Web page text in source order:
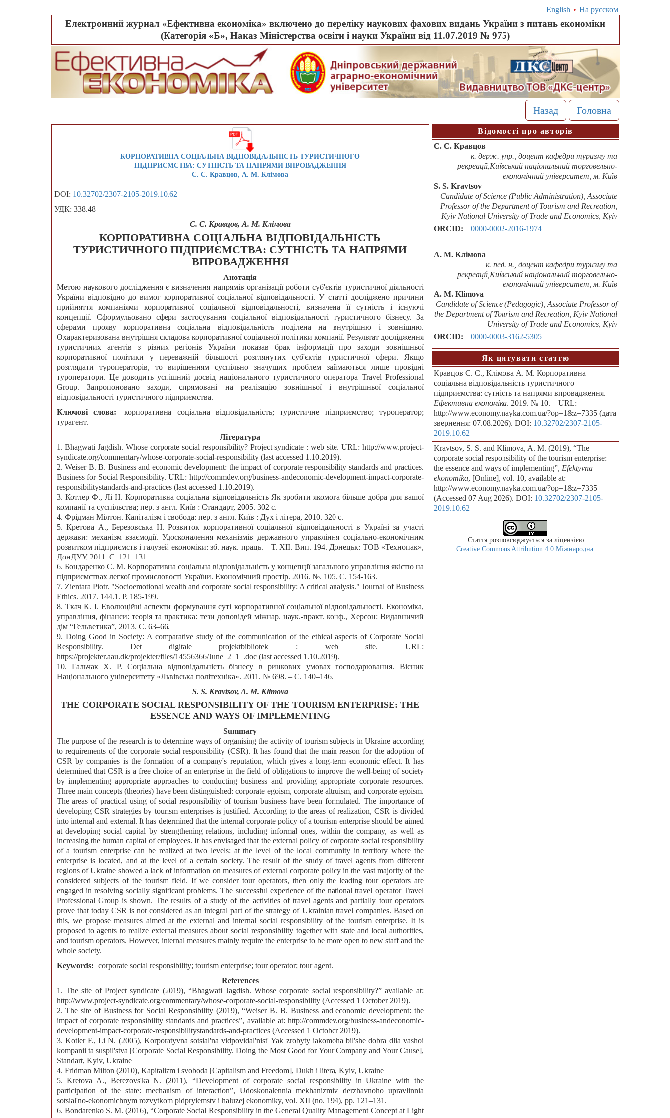
English • На русском
Електронний журнал «Ефективна економіка» включено до переліку наукових фахових видань України з питань економіки
(Категорія «Б», Наказ Міністерства освіти і науки України від 11.07.2019 № 975)
Назад Головна
КОРПОРАТИВНА СОЦІАЛЬНА ВІДПОВІДАЛЬНІСТЬ ТУРИСТИЧНОГО
ПІДПРИЄМСТВА: СУТНІСТЬ ТА НАПРЯМИ ВПРОВАДЖЕННЯ
С. С. Кравцов, А. М. Клімова
DOI: 10.32702/2307-2105-2019.10.62
УДК: 338.48
С. С. Кравцов, А. М. Клімова
КОРПОРАТИВНА СОЦІАЛЬНА ВІДПОВІДАЛЬНІСТЬ
ТУРИСТИЧНОГО ПІДПРИЄМСТВА: СУТНІСТЬ ТА НАПРЯМИ
ВПРОВАДЖЕННЯ
Анотація
Метою наукового дослідження є визначення напрямів організації роботи суб'єктів туристичної діяльності
України відповідно до вимог корпоративної соціальної відповідальності. У статті досліджено причини
прийняття компаніями корпоративної соціальної відповідальності, визначена її сутність і існуючі
концепції. Сформульовано сфери застосування соціальної відповідальності туристичного бізнесу. За
сферами прояву корпоративна соціальна відповідальність поділена на внутрішню і зовнішню.
Охарактеризована внутрішня складова корпоративної соціальної політики компанії. Результат дослідження
туристичних агентів з різних регіонів України показав брак інформації про заходи зовнішньої
корпоративної політики у переважній більшості розглянутих суб'єктів туристичної сфери. Якщо
розглядати туроператорів, то вирішенням суспільно значущих проблем займаються лише провідні
туроператори. Це доводить успішний досвід національного туристичного оператора Travel Professional
Group. Запропоновано заходи, спрямовані на реалізацію зовнішньої і внутрішньої соціальної
відповідальності туристичного підприємства.
Ключові слова:
корпоративна соціальна відповідальність; туристичне підприємство; туроператор;
турагент.
Література
1. Bhagwati Jagdish. Whose corporate social responsibility? Project syndicate : web site. URL: http://www.project-
syndicate.org/commentary/whose-corporate-social-responsibility (last accessed 1.10.2019).
2. Weiser B. B. Business and economic development: the impact of corporate responsibility standards and practices.
Business for Social Responsibility. URL: http://commdev.org/business-andeconomic-development-impact-corporate-
responsibilitystandards-and-practices (last accessed 1.10.2019).
3. Котлер Ф., Лі Н. Корпоративна соціальна відповідальність Як зробити якомога більше добра для вашої
компанії та суспільства; пер. з англ. Київ : Стандарт, 2005. 302 с.
4. Фрідман Мілтон. Капіталізм і свобода: пер. з англ. Київ : Дух і літера, 2010. 320 с.
5. Кретова А., Березовська Н. Розвиток корпоративної соціальної відповідальності в Україні за участі
держави: механізм взаємодії. Удосконалення механізмів державного управління соціально-економічним
розвитком підприємств і галузей економіки: зб. наук. праць. – Т. XІІ. Вип. 194. Донецьк: ТОВ «Технопак»,
ДонДУУ, 2011. С. 121–131.
6. Бондаренко С. М. Корпоративна соціальна відповідальність у концепції загального управління якістю на
підприємствах легкої промисловості України. Економічний простір. 2016. №. 105. С. 154-163.
7. Zientara Piotr. "Socioemotional wealth and corporate social responsibility: A critical analysis." Journal of Business
Ethics. 2017. 144.1. P. 185-199.
8. Ткач К. І. Еволюційні аспекти формування суті корпоративної соціальної відповідальності. Економіка,
управління, фінанси: теорія та практика: тези доповідей міжнар. наук.-практ. конф., Херсон: Видавничий
дім “Гельветика”, 2013. С. 63–66.
9. Doing Good in Society: A comparative study of the communication of the ethical aspects of Corporate Social
Responsibility. Det digitale projektbibliotek : web site. URL:
https://projekter.aau.dk/projekter/files/14556366/June_2_1_.doc (last accessed 1.10.2019).
10. Гальчак Х. Р. Соціальна відповідальність бізнесу в ринкових умовах господарювання. Вісник
Національного університету «Львівська політехніка». 2011. № 698. – С. 140–146.
S. S. Kravtsov, A. M. Klimova
THE CORPORATE SOCIAL RESPONSIBILITY OF THE TOURISM ENTERPRISE: THE
ESSENCE AND WAYS OF IMPLEMENTING
Summary
The purpose of the research is to determine ways of organising the activity of tourism subjects in Ukraine according
to requirements of the corporate social responsibility (CSR). It has found that the main reason for the adoption of
CSR by companies is the formation of a company's reputation, which gives a long-term economic effect. It has
determined that CSR is a free choice of an enterprise in the field of obligations to improve the well-being of society
by implementing appropriate approaches to conducting business and providing appropriate corporate resources.
Three main concepts (theories) have been distinguished: corporate egoism, corporate altruism, and corporate egoism.
The areas of practical using of social responsibility of tourism business have been formulated. The importance of
developing CSR strategies by tourism enterprises is justified. According to the areas of realization, CSR is divided
into internal and external. It has determined that the internal corporate policy of a tourism enterprise should be aimed
at developing social capital by strengthening relations, including informal ones, within the company, as well as
increasing the human capital of employees. It has envisaged that the external policy of corporate social responsibility
of a tourism enterprise can be realized at two levels: at the level of the local community in territory where the
enterprise is located, and at the level of a certain society. The result of the study of travel agents from different
regions of Ukraine showed a lack of information on measures of external corporate policy in the vast majority of the
considered subjects of the tourism field. If we consider tour operators, then only the leading tour operators are
engaged in resolving socially significant problems. The successful experience of the national travel operator Travel
Professional Group is shown. The results of a study of the activities of travel agents and partially tour operators
prove that today CSR is not considered as an integral part of the strategy of Ukrainian travel companies. Based on
this, we propose measures aimed at the external and internal social responsibility of the tourism enterprise. It is
proposed to agents to realize external measures about social responsibility together with state and local authorities,
and tourism operators. However, internal measures mainly require the enterprise to be more open to new staff and the
whole society.
Keywords: corporate social responsibility; tourism enterprise; tour operator; tour agent.
References
1. The site of Project syndicate (2019), “Bhagwati Jagdish. Whose corporate social responsibility?” available at:
http://www.project-syndicate.org/commentary/whose-corporate-social-responsibility (Accessed 1 October 2019).
2. The site of Business for Social Responsibility (2019), “Weiser B. B. Business and economic development: the
impact of corporate responsibility standards and practices”, available at: http://commdev.org/business-andeconomic-
development-impact-corporate-responsibilitystandards-and-practices (Accessed 1 October 2019).
3. Kotler F., Li N. (2005), Korporatyvna sotsial'na vidpovidal'nist' Yak zrobyty iakomoha bil'she dobra dlia vashoi
kompanii ta suspil'stva [Corporate Social Responsibility. Doing the Most Good for Your Company and Your Cause],
Standart, Kyiv, Ukraine
4. Fridman Milton (2010), Kapitalizm i svoboda [Capitalism and Freedom], Dukh i litera, Kyiv, Ukraine
5. Kretova A., Berezovs'ka N. (2011), “Development of corporate social responsibility in Ukraine with the
participation of the state: mechanism of interaction”, Udoskonalennia mekhanizmiv derzhavnoho upravlinnia
sotsial'no-ekonomichnym rozvytkom pidpryiemstv i haluzej ekonomiky, vol. XII (no. 194), pp. 121–131.
6. Bondarenko S. M. (2016), “Corporate Social Responsibility in the General Quality Management Concept at Light
Відомості про авторів
С. С. Кравцов
к. держ. упр., доцент кафедри туризму та
рекреації,Київський національний торговельно-
економічний університет, м. Київ
S. S. Kravtsov
Candidate of Science (Public Administration), Associate
Professor of the Department of Tourism and Recreation,
Kyiv National University of Trade and Economics, Kyiv
ORCID:
0000-0002-2016-1974
А. М. Клімова
к. пед. н., доцент кафедри туризму та
рекреації,Київський національний торговельно-
економічний університет, м. Київ
A. M. Klimova
Candidate of Science (Pedagogic), Associate Professor of
the Department of Tourism and Recreation, Kyiv National
University of Trade and Economics, Kyiv
ORCID:
0000-0003-3162-5305
Як цитувати статтю
Кравцов С. С., Клімова А. М. Корпоративна
соціальна відповідальність туристичного
підприємства: сутність та напрями впровадження.
Ефективна економіка. 2019. № 10. – URL:
http://www.economy.nayka.com.ua/?op=1&z=7335 (дата
звернення: 07.08.2026). DOI: 10.32702/2307-2105-
2019.10.62
Kravtsov, S. S. and Klimova, A. M. (2019), “The
corporate social responsibility of the tourism enterprise:
the essence and ways of implementing”, Efektyvna
ekonomika, [Online], vol. 10, available at:
http://www.economy.nayka.com.ua/?op=1&z=7335
(Accessed 07 Aug 2026). DOI: 10.32702/2307-2105-
2019.10.62
Стаття розповсюджується за ліцензією
Creative Commons Attribution 4.0 Міжнародна.